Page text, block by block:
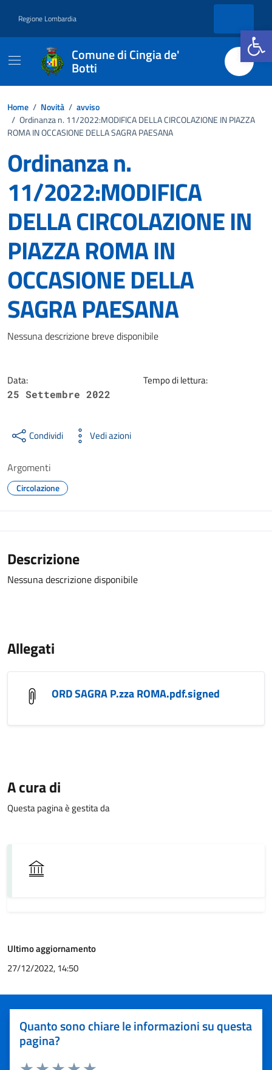
Apri la
Regione Lombardia
Comune di Cingia de'
Botti
Home / Novità / avviso
/ Ordinanza n. 11/2022:MODIFICA DELLA CIRCOLAZIONE IN PIAZZA
ROMA IN OCCASIONE DELLA SAGRA PAESANA
Ordinanza n.
11/2022:MODIFICA
DELLA CIRCOLAZIONE IN
PIAZZA ROMA IN
OCCASIONE DELLA
SAGRA PAESANA
Dettagli della notizia
Nessuna descrizione breve disponibile
Data:
25 Settembre 2022
Tempo di lettura:
Condividi Vedi azioni
Argomenti
Circolazione
Descrizione
Nessuna descrizione disponibile
Allegati
ORD SAGRA P.zza ROMA.pdf.signed
A cura di
Questa pagina è gestita da
Ultimo aggiornamento
27/12/2022, 14:50
Quanto sono chiare le informazioni su questa
pagina?